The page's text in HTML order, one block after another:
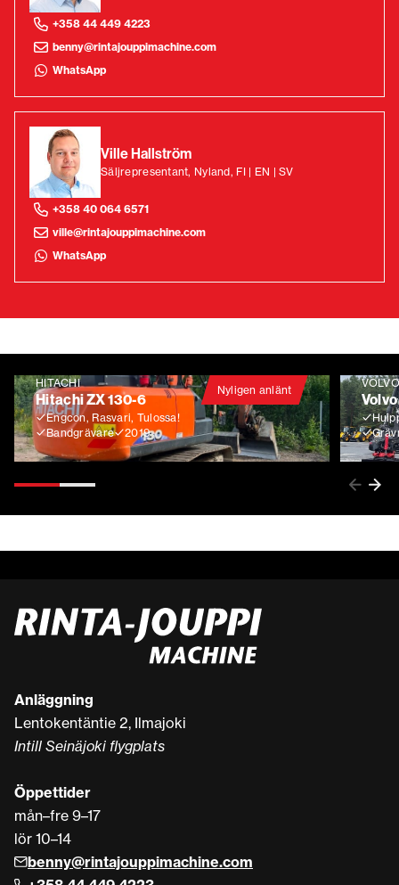
+358 44 449 4223
benny@rintajouppimachine.com
WhatsApp
Ville Hallström
Säljrepresentant, Nyland, FI | EN | SV
+358 40 064 6571
ville@rintajouppimachine.com
WhatsApp
Nyligen anlänt
HITACHI
Hitachi ZX 130-6
Engcon, Rasvari, Tulossa!
Bandgrävare
2019
VOLVO
Volvo
Anläggning
Lentokentäntie 2, Ilmajoki
Intill Seinäjoki flygplats
Öppettider
mån–fre 9–17
lör 10–14
benny@rintajouppimachine.com